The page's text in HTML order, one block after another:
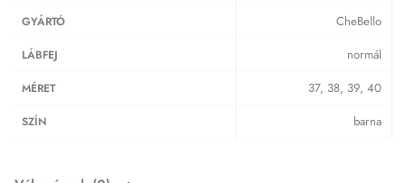
GYÁRTÓ CheBello
LÁBFEJ normál
MÉRET 37, 38, 39, 40
SZÍN barna